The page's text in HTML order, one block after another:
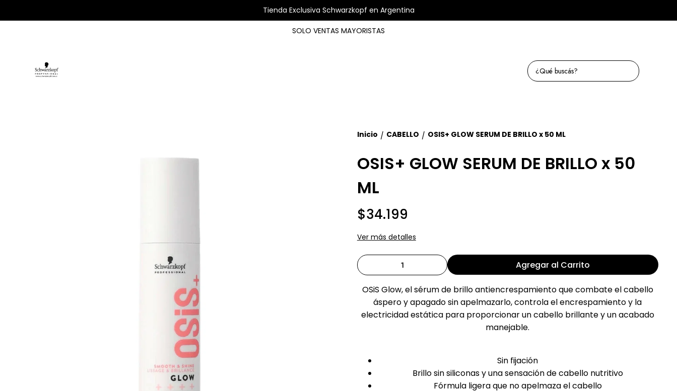
Tienda Exclusiva Schwarzkopf en Argentina
SOLO VENTAS MAYORISTAS
Inicio / CABELLO / OSIS+ GLOW SERUM DE BRILLO x 50 ML
OSIS+ GLOW SERUM DE BRILLO x 50
ML
$34.199
Ver más detalles
Agregar al Carrito
OSiS Glow, el sérum de brillo antiencrespamiento que combate el cabello
áspero y apagado sin apelmazarlo, controla el encrespamiento y la
electricidad estática para proporcionar un cabello brillante y un acabado
manejable.
Sin fijación
Brillo sin siliconas y una sensación de cabello nutritivo
Fórmula ligera que no apelmaza el cabello